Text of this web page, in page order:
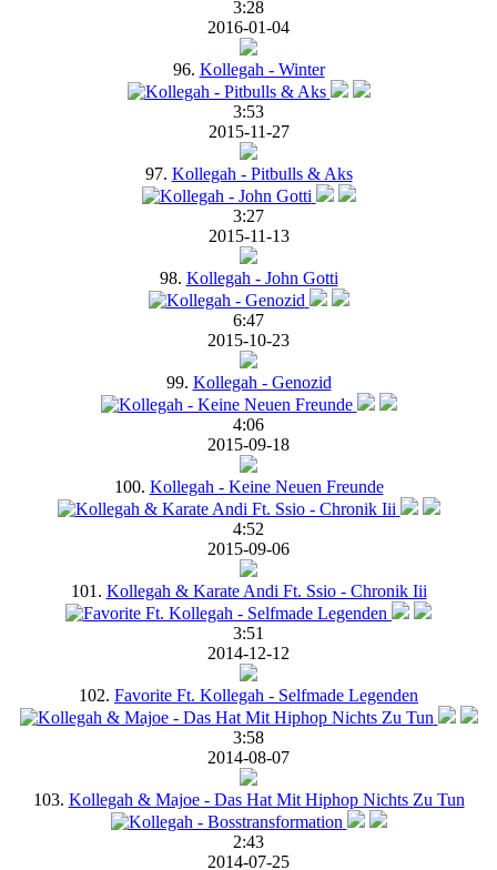
3:28
2016-01-04
96. Kollegah - Winter
3:53
2015-11-27
97. Kollegah - Pitbulls & Aks
3:27
2015-11-13
98. Kollegah - John Gotti
6:47
2015-10-23
99. Kollegah - Genozid
4:06
2015-09-18
100. Kollegah - Keine Neuen Freunde
4:52
2015-09-06
101. Kollegah & Karate Andi Ft. Ssio - Chronik Iii
3:51
2014-12-12
102. Favorite Ft. Kollegah - Selfmade Legenden
3:58
2014-08-07
103. Kollegah & Majoe - Das Hat Mit Hiphop Nichts Zu Tun
2:43
2014-07-25